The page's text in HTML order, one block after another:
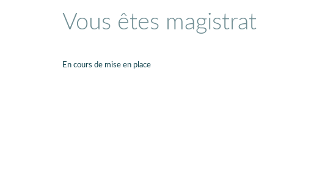
Vous êtes magistrat
En cours de mise en place